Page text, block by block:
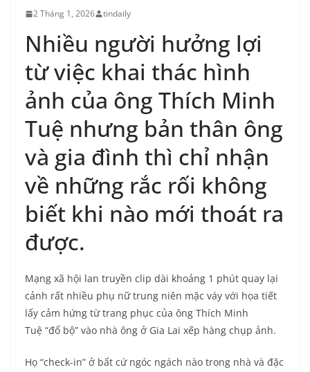
2 Tháng 1, 2026 tindaily
Nhiều người hưởng lợi
từ việc khai thác hình
ảnh của ông Thích Minh
Tuệ nhưng bản thân ông
và gia đình thì chỉ nhận
về những rắc rối không
biết khi nào mới thoát ra
được.
Mạng xã hội lan truyền clip dài khoảng 1 phút quay lại
cảnh rất nhiều phụ nữ trung niên mặc váy với họa tiết
lấy cảm hứng từ trang phục của ông Thích Minh
Tuệ “đổ bộ” vào nhà ông ở Gia Lai xếp hàng chụp ảnh.
Họ “check-in” ở bất cứ ngóc ngách nào trong nhà và đặc